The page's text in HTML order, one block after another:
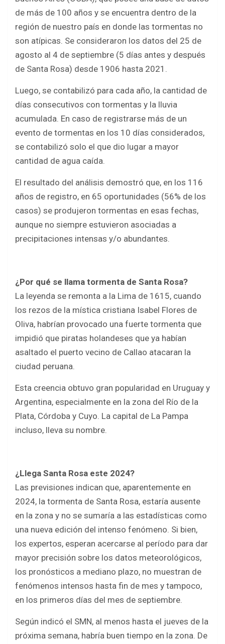
de más de 100 años y se encuentra dentro de la
región de nuestro país en donde las tormentas no
son atípicas. Se consideraron los datos del 25 de
agosto al 4 de septiembre (5 días antes y después
de Santa Rosa) desde 1906 hasta 2021.
Luego, se contabilizó para cada año, la cantidad de
días consecutivos con tormentas y la lluvia
acumulada. En caso de registrarse más de un
evento de tormentas en los 10 días considerados,
se contabilizó solo el que dio lugar a mayor
cantidad de agua caída.
El resultado del análisis demostró que, en los 116
años de registro, en 65 oportunidades (56% de los
casos) se produjeron tormentas en esas fechas,
aunque no siempre estuvieron asociadas a
precipitaciones intensas y/o abundantes.
¿Por qué se llama tormenta de Santa Rosa?
La leyenda se remonta a la Lima de 1615, cuando
los rezos de la mística cristiana Isabel Flores de
Oliva, habrían provocado una fuerte tormenta que
impidió que piratas holandeses que ya habían
asaltado el puerto vecino de Callao atacaran la
ciudad peruana.
Esta creencia obtuvo gran popularidad en Uruguay y
Argentina, especialmente en la zona del Río de la
Plata, Córdoba y Cuyo. La capital de La Pampa
incluso, lleva su nombre.
¿Llega Santa Rosa este 2024?
Las previsiones indican que, aparentemente en
2024, la tormenta de Santa Rosa, estaría ausente
en la zona y no se sumaría a las estadísticas como
una nueva edición del intenso fenómeno. Si bien,
los expertos, esperan acercarse al período para dar
mayor precisión sobre los datos meteorológicos,
los pronósticos a mediano plazo, no muestran de
fenómenos intensos hasta fin de mes y tampoco,
en los primeros días del mes de septiembre.
Según indicó el SMN, al menos hasta el jueves de la
próxima semana, habría buen tiempo en la zona. De